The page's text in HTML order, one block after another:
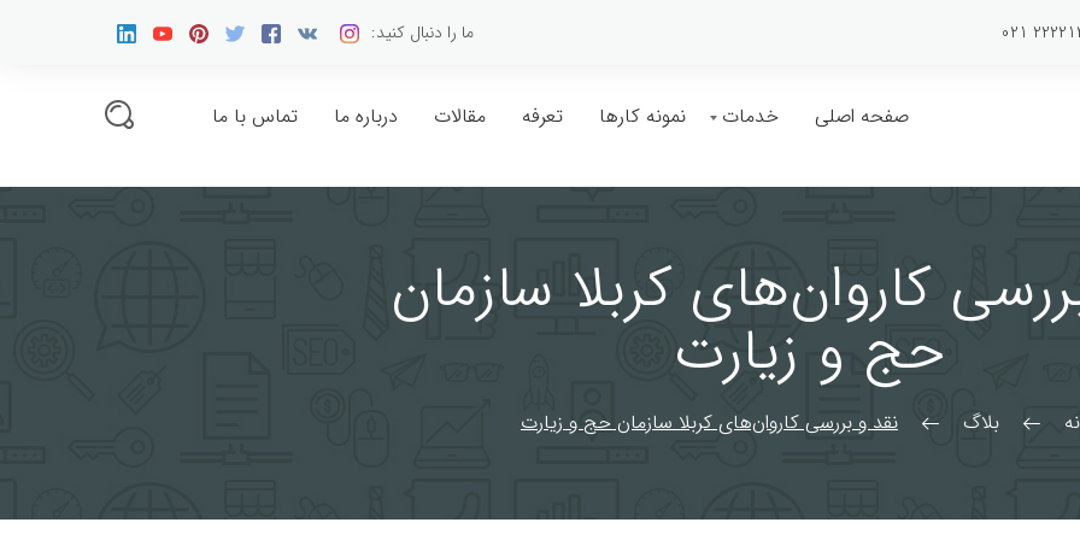
ما را دنبال کنید:
صفحه اصلی خدمات نمونه کارها تعرفه مقالات
سایت
نویسی
استارت آپ ها
شبکه های اجتماعی
تبلیغات و بازاریابی
گوناگون
درباره ما تماس با ما
کاروان‌های کربلا سازمان
حج و زیارت
بلاگ نقد و بررسی کاروان‌های کربلا سازمان حج و زیارت